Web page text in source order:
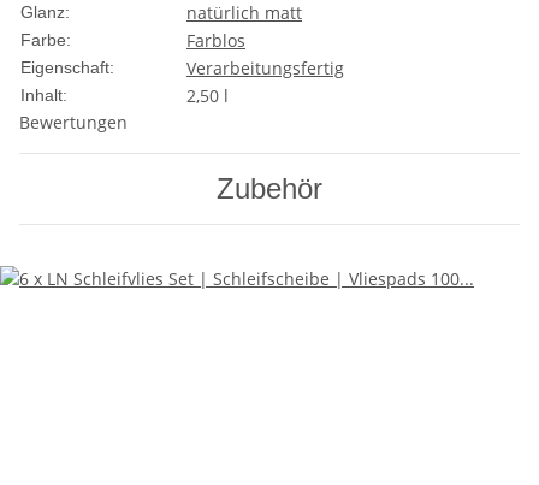
Glanz: natürlich matt
Farbe: Farblos
Eigenschaft: Verarbeitungsfertig
Inhalt:
2,50 l
Bewertungen
Zubehör